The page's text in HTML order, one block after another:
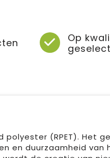
Op
(RPET). Het
en duurzaamheid